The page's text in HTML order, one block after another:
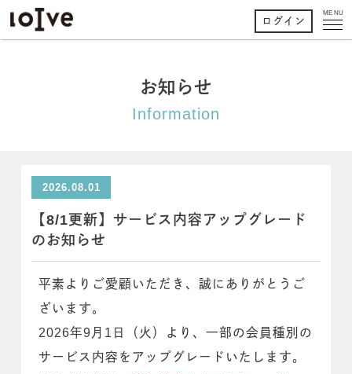
MENU
ログイン
お知らせ
Information
2026.08.01
【8/1更新】サービス内容アップグレード
のお知らせ
平素よりご愛顧いただき、誠にありがとうご
ざいます。
2026年9月1日（火）より、一部の会員種別の
サービス内容をアップグレードいたします。